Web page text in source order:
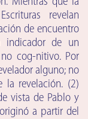
revelan
de encuentro
indicador de un
cog-nitivo. Por
alguno; no
revelación. (2)
vista de Pablo y
a partir del